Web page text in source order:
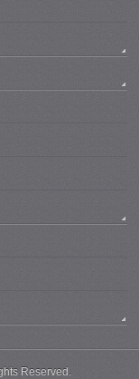
Reserved.